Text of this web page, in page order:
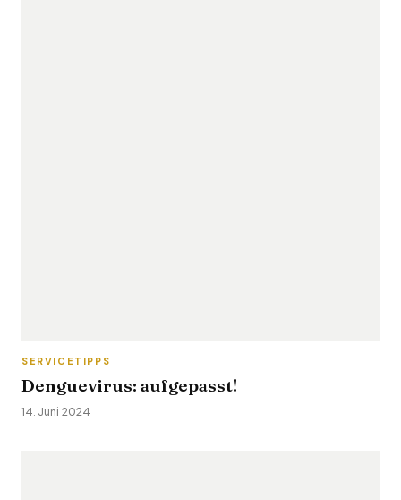
SERVICETIPPS
Denguevirus: aufgepasst!
14. Juni 2024